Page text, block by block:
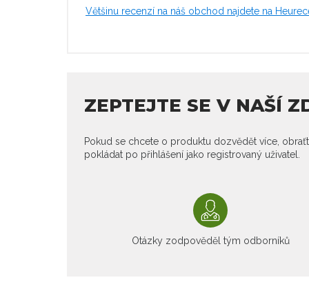
Většinu recenzí na náš obchod najdete na
ZEPTEJTE SE V NAŠÍ
Pokud se chcete o produktu dozvědět více,
pokládat po přihlášení jako registrovaný uživatel.
Otázky zodpověděl tým odborníků